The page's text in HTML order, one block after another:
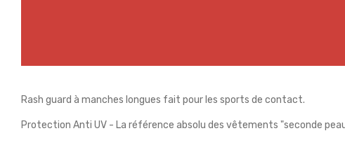
Rash guard à manches longues fait pour les sports de contact.
Protection Anti UV - La référence absolu des vêtements "seconde